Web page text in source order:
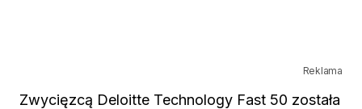
Reklama
Zwycięzcą Deloitte Technology Fast 50 została